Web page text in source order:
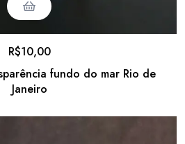
fundo do mar Rio de
Janeiro
R$10,00